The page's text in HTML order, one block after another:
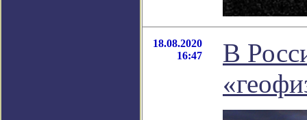
18.08.2020
16:47
В